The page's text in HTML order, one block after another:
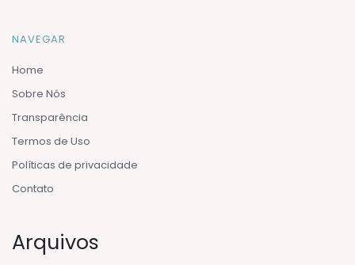
NAVEGAR
Home
Sobre Nós
Transparência
Termos de Uso
Políticas de privacidade
Contato
Arquivos